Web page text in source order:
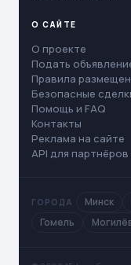
О САЙТЕ
О проекте
Подать
Правила
Безопасные
Помощь и FAQ
Контакты
Реклама на сайте
API для партнёров
ГОРОДА Минск
Гомель